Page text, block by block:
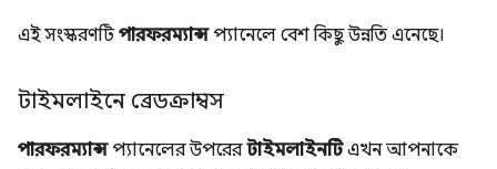
এই সংস্করণটিপারফরম্যান্সপ্যানেলে বেশ কিছু উন্নতি এনেছে।
টাইমলাইনে ব্রেডক্রাম্বস
পারফরম্যান্সপ্যানেলের উপরেরটাইমলাইনটিএখন আপনাকে